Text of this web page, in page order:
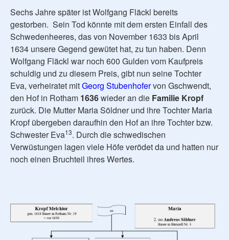
Sechs Jahre später ist Wolfgang Fläckl bereits
gestorben. Sein Tod könnte mit dem ersten Einfall des
Schwedenheeres, das von November 1633 bis April
1634 unsere Gegend gewütet hat, zu tun haben. Denn
Wolfgang Fläckl war noch 600 Gulden vom Kaufpreis
schuldig und zu diesem Preis, gibt nun seine Tochter
Eva, verheiratet mitGeorg Stubenhofervon Gschwendt,
den Hof in Rotham 1636wieder an die Familie Kropf
zurück. Die Mutter Maria Söldner und ihre Tochter Maria
Kropf übergeben daraufhin den Hof an ihre Tochter bzw.
Schwester Eva13. Durch die schwedischen
Verwüstungen lagen viele Höfe verödet da und hatten nur
noch einen Bruchteil ihres Wertes.